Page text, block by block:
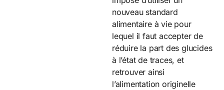
nouveau standard
alimentaire à vie pour
lequel il faut accepter de
réduire la part des glucides
à l’état de traces, et
retrouver ainsi
l’alimentation originelle